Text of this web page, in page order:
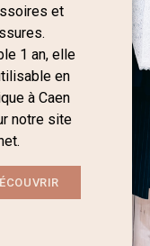
et
1 an, elle
en
à Caen
notre site